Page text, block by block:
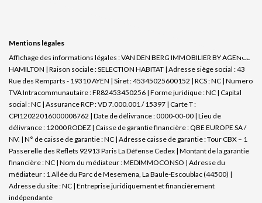
Mentions légales
Affichage des informations légales : VAN DEN BERG IMMOBILIER BY AGENCE
HAMILTON | Raison sociale : SELECTION HABITAT | Adresse siège social : 43
Rue des Remparts - 19310 AYEN | Siret : 45345025600152 | RCS : NC | Numero
TVA Intracommunautaire : FR82453450256 | Forme juridique : NC | Capital
social : NC | Assurance RCP : VD 7.000.001 / 15397 | Carte T :
CPI12022016000008762 | Date de délivrance : 0000-00-00 | Lieu de
délivrance : 12000 RODEZ | Caisse de garantie financière : QBE EUROPE SA /
NV. | N° de caisse de garantie : NC | Adresse caisse de garantie : Tour CBX – 1
Passerelle des Reflets 92913 Paris La Défense Cedex | Montant de la garantie
financière : NC | Nom du médiateur : MEDIMMOCONSO | Adresse du
médiateur : 1 Allée du Parc de Mesemena, La Baule-Escoublac (44500) |
Adresse du site : NC | Entreprise juridiquement et financièrement
indépendante